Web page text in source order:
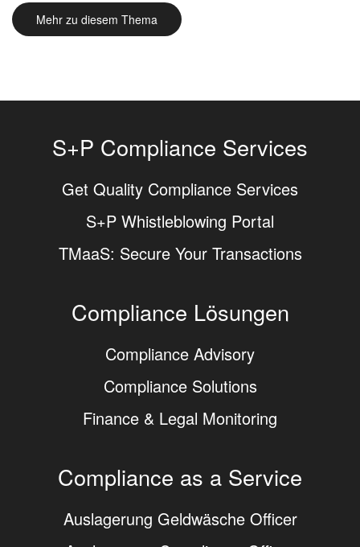
Mehr zu diesem Thema
S+P Compliance Services
Get Quality Compliance Services
S+P Whistleblowing Portal
TMaaS: Secure Your Transactions
Compliance Lösungen
Compliance Advisory
Compliance Solutions
Finance & Legal Monitoring
Compliance as a Service
Auslagerung Geldwäsche Officer